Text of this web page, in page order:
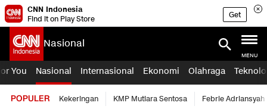
CNN Indonesia
Find it on Play Store
Get
Nasional
MENU
You Nasional Internasional Ekonomi Olahraga
POPULER Kekeringan KMP Mutiara Sentosa Febrie Adriansyah